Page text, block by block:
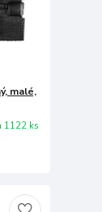
malé,
1122 ks